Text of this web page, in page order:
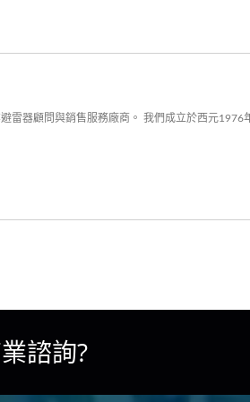
雷器顧問與銷售服務廠商。 我們成立於西元
諮詢?